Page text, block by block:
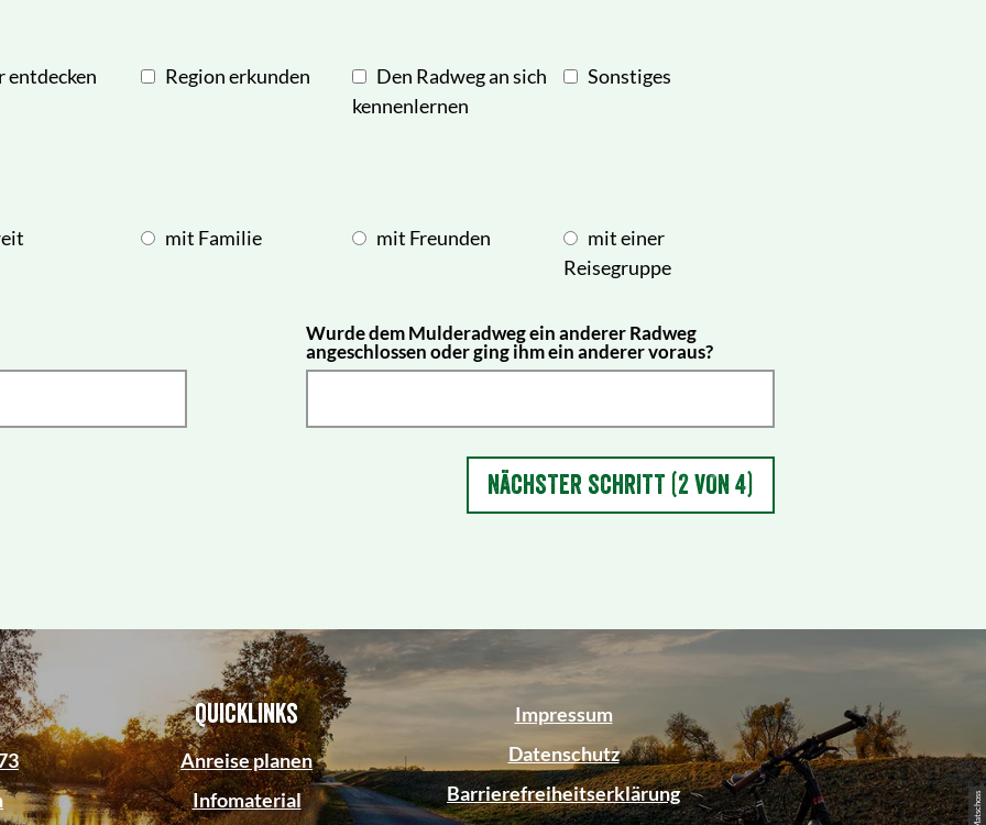
entdecken Region erkunden
Den Radweg an sich
kennenlernen
Sonstiges
mit Familie mit Freunden
mit einer
Reisegruppe
Wurde dem Mulderadweg ein anderer Radweg
angeschlossen oder ging ihm ein anderer voraus?
NÄCHSTER SCHRITT (2 VON 4)
Quicklinks
Anreise planen
Infomaterial
Impressum
Datenschutz
Barrierefreiheitserklärung